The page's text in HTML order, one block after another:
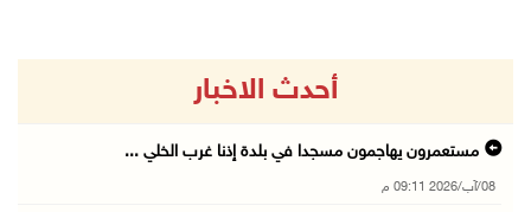
أحدث الاخبار
مستعمرون يهاجمون مسجدا في بلدة إذنا غرب الخلي ...
08/آب/2026 09:11 م